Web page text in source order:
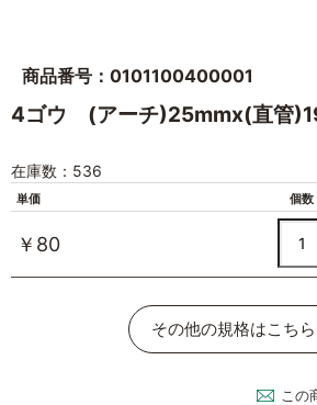
商品番号：0101100400001
4ゴウ (アーチ)25mmx(直管
在庫数：536
単価 個数
￥80
その他の規格はこち
この